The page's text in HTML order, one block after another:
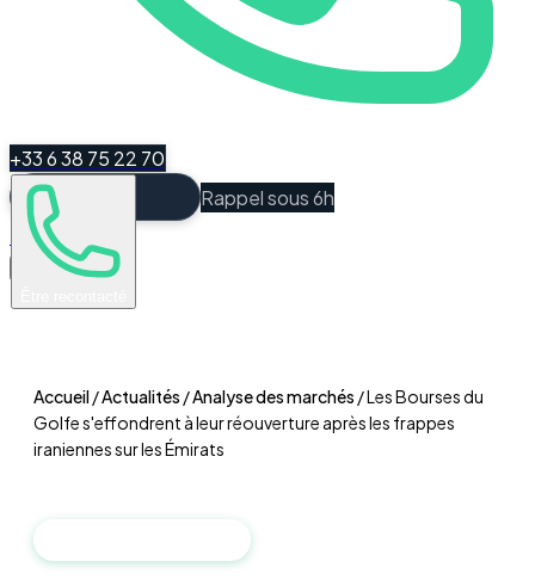
+33 6 38 75 22 70
Rappel sous 6h
Espace Client
Accueil/Actualités /Analyse des marchés /Les Bourses du
Golfe s'effondrent à leur réouverture après les frappes
iraniennes sur les Émirats